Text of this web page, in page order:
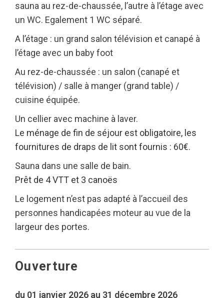
sauna au rez-de-chaussée, l’autre à l’étage avec
un WC. Egalement 1 WC séparé.
A l’étage : un grand salon télévision et canapé à
l’étage avec un baby foot
Au rez-de-chaussée : un salon (canapé et
télévision) / salle à manger (grand table) /
cuisine équipée.
Un cellier avec machine à laver.
Le ménage de fin de séjour est obligatoire, les
fournitures de draps de lit sont fournis : 60€.
Sauna dans une salle de bain.
Prêt de 4 VTT et 3 canoës
Le logement n’est pas adapté à l’accueil des
personnes handicapées moteur au vue de la
largeur des portes.
Ouverture
du 01 janvier 2026 au 31 décembre 2026